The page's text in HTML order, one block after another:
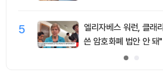
5
엘리자베스 워런, 클래
쓴 암호화폐 법안 안 돼"